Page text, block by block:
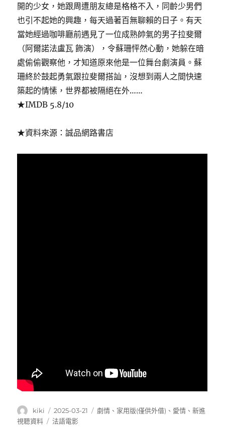
開的少女，她跟周遭朋友總是格格不入，同齡少男們
也引不起她的興趣，每天過著百無聊賴的日子。有天
當她經過咖啡廳前遇見了一位成熟帥氣的男子拉斐爾
（阿爾諾法盧瓦 飾演），令蘇珊怦然心動，她躲在暗
處偷偷觀察他，才知道原來他是一位舞台劇演員。蘇
珊終於鼓起勇氣跟拉斐爾搭訕，沒想到兩人之間快速
築起的情愫，世界都被隔絕在外……
★IMDB 5.8/10
★資料來源：誠品網路書店
作
者
kiki
發
佈
2025-03-21
分
劇情 、 家用版(僅供外借) 、 愛情 、新進
視聽資料
標
法語電影